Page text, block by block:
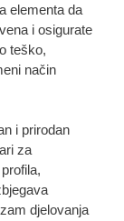
elementa da
i osigurate
teško,
način
i prirodan
za
djelovanja